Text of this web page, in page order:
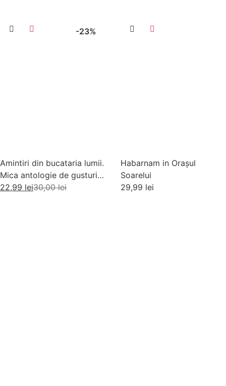
-23%
Amintiri din bucataria lumii.
Mica antologie de gusturi,
stari si gustari
30,00lei
22,99 lei
Habarnam in Orașul
Soarelui
29,99 lei